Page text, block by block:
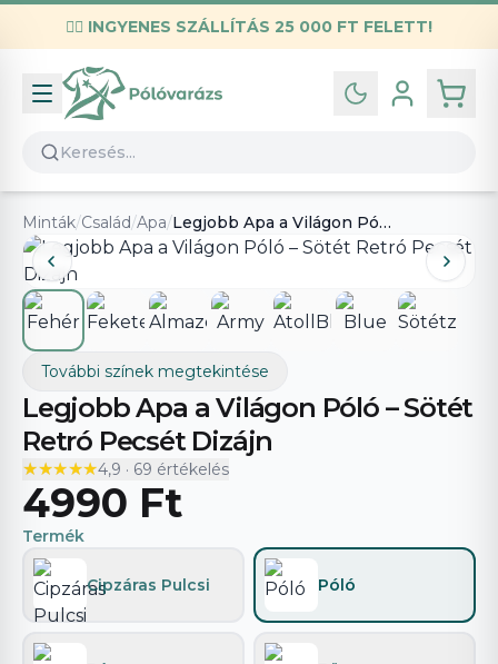
✌🏼 INGYENES SZÁLLÍTÁS 25 000 FT FELETT!
Infó
Kapcsolat
GYIK
Általános szerződési feltételek
Adatvédelmi nyilatkozat
Minták/Család/Apa/ Legjobb Apa a Világon Póló – Sötét Retró Pecsét Dizájn
További színek megtekintése
Legjobb Apa a Világon Póló – Sötét
Retró Pecsét Dizájn
★★★★★
★★★★★4,9 · 69 értékelés
4990 Ft
Termék
Cipzáras Pulcsi Póló